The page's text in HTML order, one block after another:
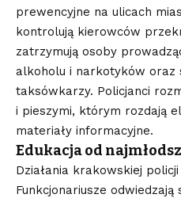
prewencyjne na ulicach
kontrolują kierowców
zatrzymują osoby
alkoholu i narkotyków oraz
taksówkarzy. Policjanci
i pieszymi, którym rozdają
materiały informacyjne.
Edukacja od
Działania krakowskiej
Funkcjonariusze